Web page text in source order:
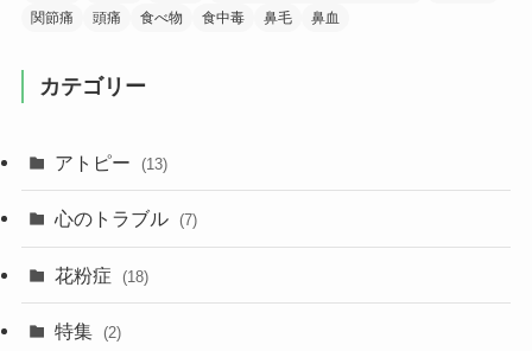
関節痛
頭痛 食べ物 食中毒 鼻毛 鼻血
カテゴリー
アトピー (13)
心のトラブル (7)
花粉症 (18)
特集 (2)